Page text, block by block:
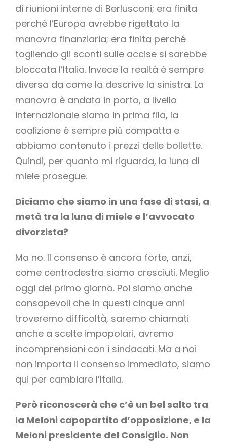
di riunioni interne di Berlusconi; era finita
perché l’Europa avrebbe rigettato la
manovra finanziaria; era finita perché
togliendo gli sconti sulle accise si sarebbe
bloccata l’Italia. Invece la realtà è sempre
diversa da come la descrive la sinistra. La
manovra è andata in porto, a livello
internazionale siamo in prima fila, la
coalizione è sempre più compatta e
abbiamo contenuto i prezzi delle bollette.
Quindi, per quanto mi riguarda, la luna di
miele prosegue.
Diciamo che siamo in una fase di stasi, a
metà tra la luna di miele e l’avvocato
divorzista?
Ma no. Il consenso è ancora forte, anzi,
come centrodestra siamo cresciuti. Meglio
oggi del primo giorno. Poi siamo anche
consapevoli che in questi cinque anni
troveremo difficoltà, saremo chiamati
anche a scelte impopolari, avremo
incomprensioni con i sindacati. Ma a noi
non importa il consenso immediato, siamo
qui per cambiare l’Italia.
Però riconoscerà che c’è un bel salto tra
la Meloni capopartito d’opposizione, e la
Meloni presidente del Consiglio. Non